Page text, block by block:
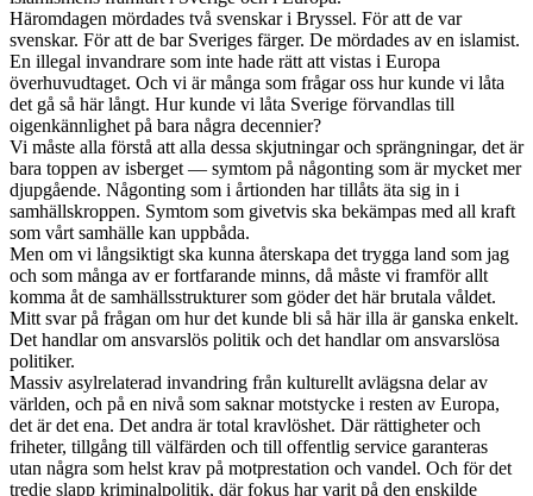
Häromdagen mördades två svenskar i Bryssel. För att de var
svenskar. För att de bar Sveriges färger. De mördades av en islamist.
En illegal invandrare som inte hade rätt att vistas i Europa
överhuvudtaget. Och vi är många som frågar oss hur kunde vi låta
det gå så här långt. Hur kunde vi låta Sverige förvandlas till
oigenkännlighet på bara några decennier?
Vi måste alla förstå att alla dessa skjutningar och sprängningar, det är
bara toppen av isberget — symtom på någonting som är mycket mer
djupgående. Någonting som i årtionden har tillåts äta sig in i
samhällskroppen. Symtom som givetvis ska bekämpas med all kraft
som vårt samhälle kan uppbåda.
Men om vi långsiktigt ska kunna återskapa det trygga land som jag
och som många av er fortfarande minns, då måste vi framför allt
komma åt de samhällsstrukturer som göder det här brutala våldet.
Mitt svar på frågan om hur det kunde bli så här illa är ganska enkelt.
Det handlar om ansvarslös politik och det handlar om ansvarslösa
politiker.
Massiv asylrelaterad invandring från kulturellt avlägsna delar av
världen, och på en nivå som saknar motstycke i resten av Europa,
det är det ena. Det andra är total kravlöshet. Där rättigheter och
friheter, tillgång till välfärden och till offentlig service garanteras
utan några som helst krav på motprestation och vandel. Och för det
tredje slapp kriminalpolitik, där fokus har varit på den enskilde